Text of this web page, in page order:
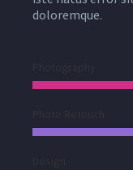
doloremque.